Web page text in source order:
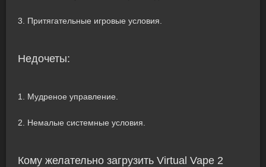
3. Притягательные игровые условия.
Недочеты:
1. Мудреное управление.
2. Немалые системные условия.
Кому желательно загрузить Virtual Vape 2